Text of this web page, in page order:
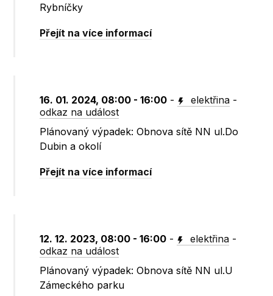
Rybníčky
Přejít na více informací
16. 01. 2024, 08:00 - 16:00 - elektřina -
odkaz na událost
Plánovaný výpadek: Obnova sítě NN ul.Do
Dubin a okolí
Přejít na více informací
12. 12. 2023, 08:00 - 16:00 - elektřina -
odkaz na událost
Plánovaný výpadek: Obnova sítě NN ul.U
Zámeckého parku